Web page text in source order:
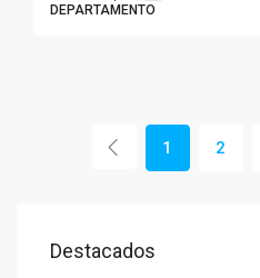
DEPARTAMENTO
1 2
Destacados